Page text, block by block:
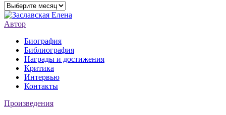
Архивы
Автор
Биография
Библиография
Награды и достижения
Критика
Интервью
Контакты
Произведения